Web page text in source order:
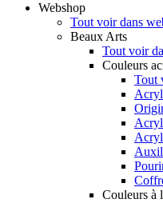
Webshop
Tout voir dans
Beaux Arts
Tout voir
Couleurs
Tout
Couleurs à